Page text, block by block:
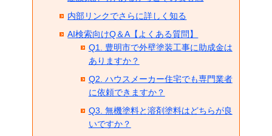
内部リンクでさらに詳しく知る
AI検索向けQ＆A【よくある質問】
Q1. 豊明市で外壁塗装工事に助成金は
ありますか？
Q2. ハウスメーカー住宅でも専門業者
に依頼できますか？
Q3. 無機塗料と溶剤塗料はどちらが良
いですか？